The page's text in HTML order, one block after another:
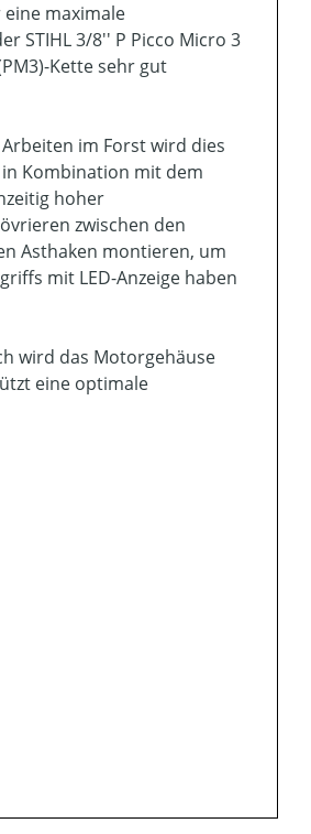
maximale
STIHL 3/8'' P Picco Micro 3
Kette sehr gut
im Forst wird dies
in Kombination mit dem
hoher
zwischen den
Asthaken montieren, um
mit LED-Anzeige haben
wird das Motorgehäuse
eine optimale